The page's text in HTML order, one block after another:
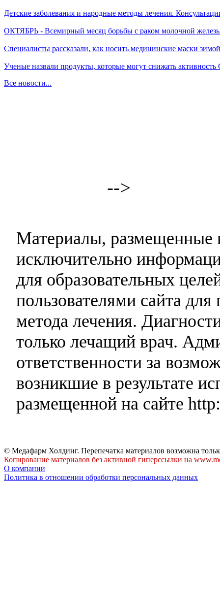
Детские заболевания и народные методы лечения.
ОКТЯБРЬ - Всемирный месяц борьбы с раком молочной
Специалисты рассказали, как носить медицинские маски зимой
Ученые назвали продукты, которые могут снижать
Все новости...
-->
Материалы, размещенные
исключительно
для образовательных
пользователями сайта
метода лечения.
только лечащий врач.
ответственности за
возникшие в результате
размещенной на сайте
© Медафарм Холдинг. Перепечатка материалов возможна
Копирование материалов без активной гиперссылки на
О компании
Политика в отношении обработки персональных данных